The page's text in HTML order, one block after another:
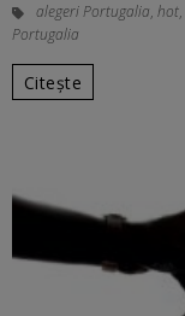
alegeri Portugalia, hot,
Portugalia
Citește